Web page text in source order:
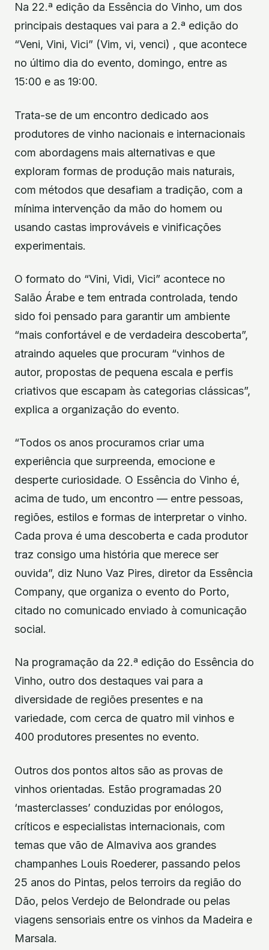
Na 22.ª edição da Essência do Vinho, um dos
principais destaques vai para a 2.ª edição do
“Veni, Vini, Vici” (Vim, vi, venci) , que acontece
no último dia do evento, domingo, entre as
15:00 e as 19:00.
Trata-se de um encontro dedicado aos
produtores de vinho nacionais e internacionais
com abordagens mais alternativas e que
exploram formas de produção mais naturais,
com métodos que desafiam a tradição, com a
mínima intervenção da mão do homem ou
usando castas improváveis e vinificações
experimentais.
O formato do “Vini, Vidi, Vici” acontece no
Salão Árabe e tem entrada controlada, tendo
sido foi pensado para garantir um ambiente
“mais confortável e de verdadeira descoberta”,
atraindo aqueles que procuram “vinhos de
autor, propostas de pequena escala e perfis
criativos que escapam às categorias clássicas”,
explica a organização do evento.
“Todos os anos procuramos criar uma
experiência que surpreenda, emocione e
desperte curiosidade. O Essência do Vinho é,
acima de tudo, um encontro — entre pessoas,
regiões, estilos e formas de interpretar o vinho.
Cada prova é uma descoberta e cada produtor
traz consigo uma história que merece ser
ouvida”, diz Nuno Vaz Pires, diretor da Essência
Company, que organiza o evento do Porto,
citado no comunicado enviado à comunicação
social.
Na programação da 22.ª edição do Essência do
Vinho, outro dos destaques vai para a
diversidade de regiões presentes e na
variedade, com cerca de quatro mil vinhos e
400 produtores presentes no evento.
Outros dos pontos altos são as provas de
vinhos orientadas. Estão programadas 20
‘masterclasses’ conduzidas por enólogos,
críticos e especialistas internacionais, com
temas que vão de Almaviva aos grandes
champanhes Louis Roederer, passando pelos
25 anos do Pintas, pelos terroirs da região do
Dão, pelos Verdejo de Belondrade ou pelas
viagens sensoriais entre os vinhos da Madeira e
Marsala.